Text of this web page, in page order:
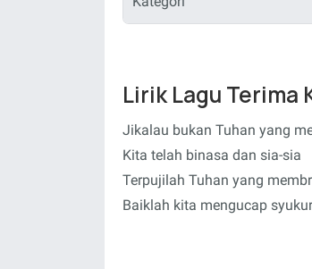
Lirik Lagu Terima
Jikalau bukan Tuhan yang
Kita telah binasa dan sia-sia
Terpujilah Tuhan yang
Baiklah kita mengucap syukur